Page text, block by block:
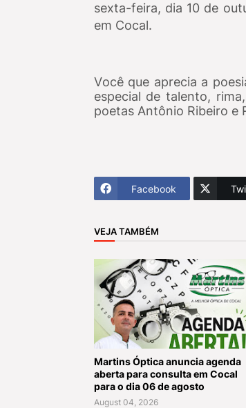
sexta-feira, dia 10 de
em Cocal.
Você que aprecia a
especial de talento,
poetas Antônio Ribeiro e
Facebook
VEJA TAMBÉM
Martins Óptica anuncia agenda
aberta para consulta em Cocal
para o dia 06 de agosto
August 04, 2026